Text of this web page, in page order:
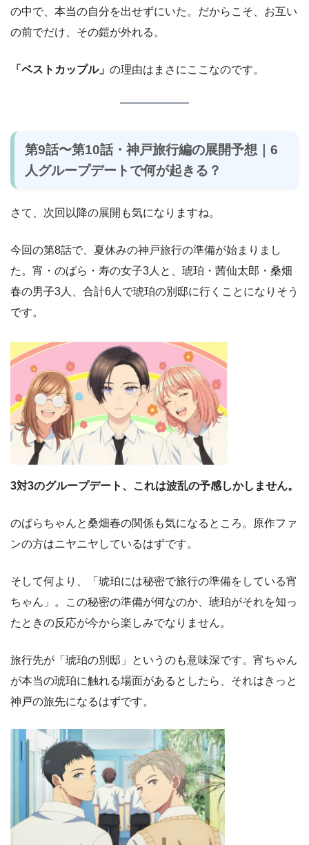
の中で、本当の自分を出せずにいた。だからこそ、お互い
の前でだけ、その鎧が外れる。
「ベストカップル」 の理由はまさにここなのです。
第9話〜第10話・神戸旅行編の展開予想｜6
人グループデートで何が起きる？
さて、次回以降の展開も気になりますね。
今回の第8話で、夏休みの神戸旅行の準備が始まりまし
た。宵・のばら・寿の女子3人と、琥珀・茜仙太郎・桑畑
春の男子3人、合計6人で琥珀の別邸に行くことになりそう
です。
3対3のグループデート、これは波乱の予感しかしません。
のばらちゃんと桑畑春の関係も気になるところ。原作ファ
ンの方はニヤニヤしているはずです。
そして何より、「琥珀には秘密で旅行の準備をしている宵
ちゃん」。この秘密の準備が何なのか、琥珀がそれを知っ
たときの反応が今から楽しみでなりません。
旅行先が「琥珀の別邸」というのも意味深です。宵ちゃん
が本当の琥珀に触れる場面があるとしたら、それはきっと
神戸の旅先になるはずです。